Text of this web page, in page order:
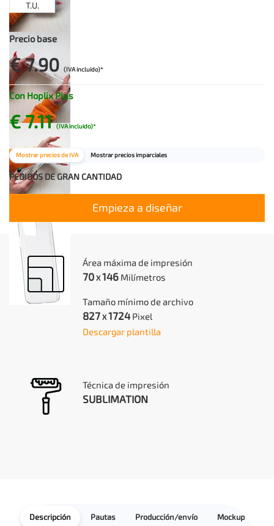
T.U.
Precio base
€ 7.90 (IVA incluido)*
Con Hoplix Plus
€ 7.11(IVA incluido)*
Mostrar precios de IVA Mostrar precios imparciales
PEDIDOS DE GRAN CANTIDAD
Empieza a diseñar
Área máxima de impresión
70 X 146Milímetros
Tamaño mínimo de archivo
827 X 1724Pixel
Descargar plantilla
Técnica de impresión
SUBLIMATION
Descripción Pautas Producción/envío Mockup